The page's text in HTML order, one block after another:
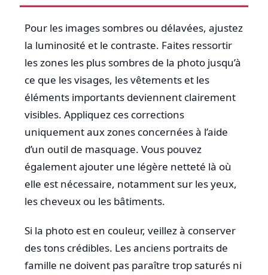
Pour les images sombres ou délavées, ajustez
la luminosité et le contraste. Faites ressortir
les zones les plus sombres de la photo jusqu’à
ce que les visages, les vêtements et les
éléments importants deviennent clairement
visibles. Appliquez ces corrections
uniquement aux zones concernées à l’aide
d’un outil de masquage. Vous pouvez
également ajouter une légère netteté là où
elle est nécessaire, notamment sur les yeux,
les cheveux ou les bâtiments.
Si la photo est en couleur, veillez à conserver
des tons crédibles. Les anciens portraits de
famille ne doivent pas paraître trop saturés ni